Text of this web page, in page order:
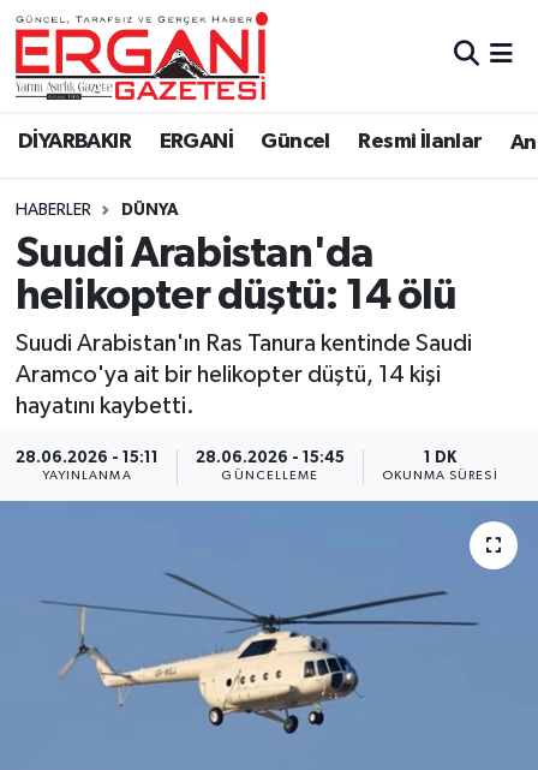
DİYARBAKIR ERGANİ Güncel Resmi İlanlar
HABERLER DÜNYA
Suudi Arabistan'da
helikopter düştü: 14 ölü
Suudi Arabistan'ın Ras Tanura kentinde Saudi
Aramco'ya ait bir helikopter düştü, 14 kişi
hayatını kaybetti.
28.06.2026 - 15:11
YAYINLANMA
28.06.2026 - 15:45
GÜNCELLEME
1 DK
OKUNMA SÜRESI
DİYARBAKIR
BİSMİL
BAĞLAR
ERGANİ
Güncel
Eği̇ti̇m
Resmi İlanlar
Sağlık
Si̇yaset
Anali̇z
Bi̇li̇m & Teknoloji̇
Ergani Nöbetçi Eczaneler
Ergani Hava Durumu
Ergani Trafik Yoğunluk Haritası
Süper Lig Puan Durumu ve Fikstür
Tüm Manşetler
Son Dakika Haberleri
Haber Arşivi